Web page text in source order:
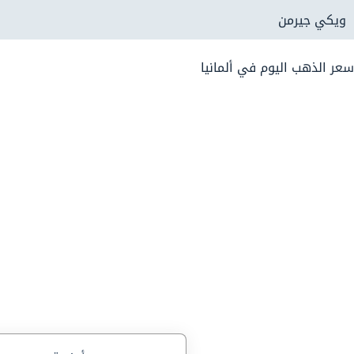
التجاوز
إلى
المحتوى
ويكي جيرمن
سعر الذهب اليوم في ألمانيا